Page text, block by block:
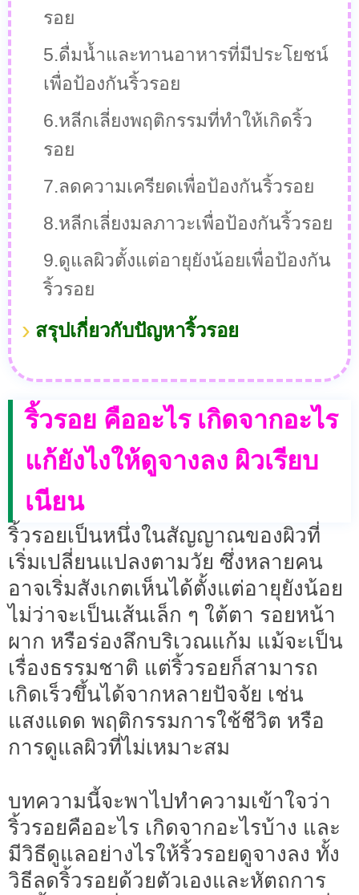
รอย
5.ดื่มน้ำและทานอาหารที่มีประโยชน์
เพื่อป้องกันริ้วรอย
6.หลีกเลี่ยงพฤติกรรมที่ทำให้เกิดริ้ว
รอย
7.ลดความเครียดเพื่อป้องกันริ้วรอย
8.หลีกเลี่ยงมลภาวะเพื่อป้องกันริ้วรอย
9.ดูแลผิวตั้งแต่อายุยังน้อยเพื่อป้องกัน
ริ้วรอย
สรุปเกี่ยวกับปัญหาริ้วรอย
ริ้วรอย คืออะไร เกิดจากอะไร
แก้ยังไงให้ดูจางลง ผิวเรียบ
เนียน
ริ้วรอยเป็นหนึ่งในสัญญาณของผิวที่
เริ่มเปลี่ยนแปลงตามวัย ซึ่งหลายคน
อาจเริ่มสังเกตเห็นได้ตั้งแต่อายุยังน้อย
ไม่ว่าจะเป็นเส้นเล็ก ๆ ใต้ตา รอยหน้า
ผาก หรือร่องลึกบริเวณแก้ม แม้จะเป็น
เรื่องธรรมชาติ แต่ริ้วรอยก็สามารถ
เกิดเร็วขึ้นได้จากหลายปัจจัย เช่น
แสงแดด พฤติกรรมการใช้ชีวิต หรือ
การดูแลผิวที่ไม่เหมาะสม
บทความนี้จะพาไปทำความเข้าใจว่า
ริ้วรอยคืออะไร เกิดจากอะไรบ้าง และ
มีวิธีดูแลอย่างไรให้ริ้วรอยดูจางลง ทั้ง
วิธีลดริ้วรอยด้วยตัวเองและหัตถการ